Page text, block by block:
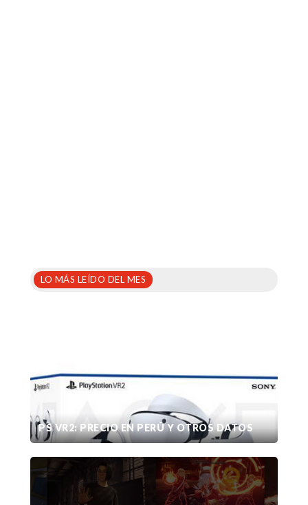
LO MÁS LEÍDO DEL MES
PS VR2: PRECIO EN PERÚ Y OTROS DATOS